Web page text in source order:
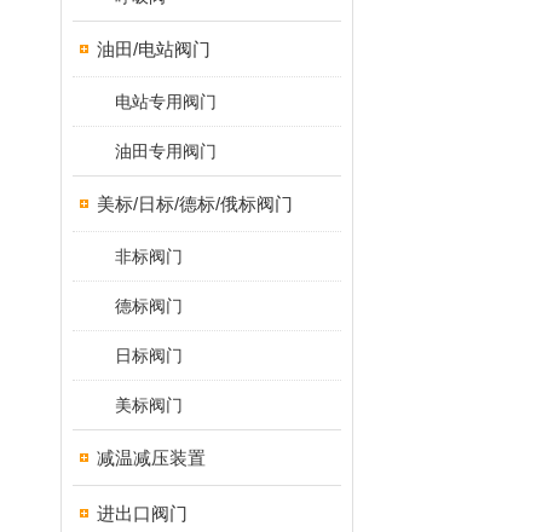
油田/电站阀门
电站专用阀门
油田专用阀门
美标/日标/德标/俄标阀门
非标阀门
德标阀门
日标阀门
美标阀门
减温减压装置
进出口阀门